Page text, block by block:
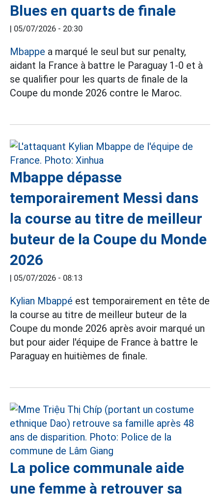
Blues en quarts de finale
| 05/07/2026 - 20:30
Mbappe a marqué le seul but sur penalty,
aidant la France à battre le Paraguay 1-0 et à
se qualifier pour les quarts de finale de la
Coupe du monde 2026 contre le Maroc.
Mbappe dépasse
temporairement Messi dans
la course au titre de meilleur
buteur de la Coupe du Monde
2026
| 05/07/2026 - 08:13
Kylian Mbappé est temporairement en tête de
la course au titre de meilleur buteur de la
Coupe du monde 2026 après avoir marqué un
but pour aider l'équipe de France à battre le
Paraguay en huitièmes de finale.
La police communale aide
une femme à retrouver sa